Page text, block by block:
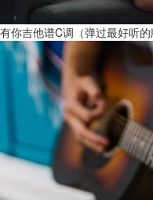
有你吉他谱C调（弹过最好听